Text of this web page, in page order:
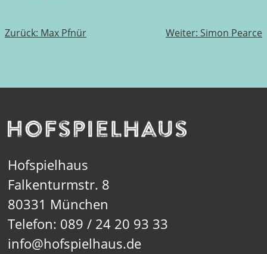
Beitragsnavigation
Zurück: Max Pfnür Weiter: Simon Pearce
Hofspielhaus
Falkenturmstr. 8
80331 München
Telefon: 089 / 24 20 93 33
info@hofspielhaus.de